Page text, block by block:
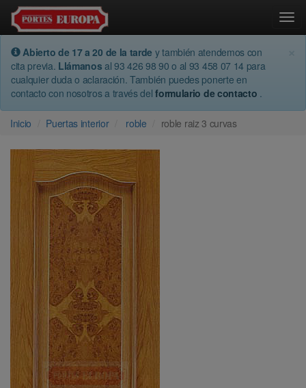
Abierto de 17 a 20 de la tarde y también atendemos con
cita previa. Llámanos al 93 426 98 90 o al 93 458 07 14 para
cualquier duda o aclaración. También puedes ponerte en
contacto con nosotros a través del formulario de contacto .
Inicio Puertas interior roble roble raiz 3 curvas